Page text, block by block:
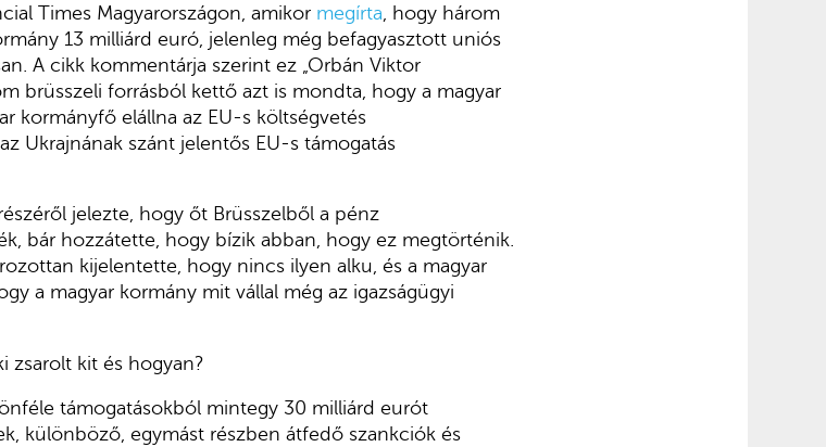
Times Magyarországon, amikor megírta , hogy három
13 milliárd euró, jelenleg még befagyasztott uniós
A cikk kommentárja szerint ez „Orbán Viktor
brüsszeli forrásból kettő azt is mondta, hogy a magyar
kormányfő elállna az EU-s költségvetés
Ukrajnának szánt jelentős EU-s támogatás
jelezte, hogy őt Brüsszelből a pénz
bár hozzátette, hogy bízik abban, hogy ez megtörténik.
kijelentette, hogy nincs ilyen alku, és a magyar
a magyar kormány mit vállal még az igazságügyi
zsarolt kit és hogyan?
támogatásokból mintegy 30 milliárd eurót
különböző, egymást részben átfedő szankciók és